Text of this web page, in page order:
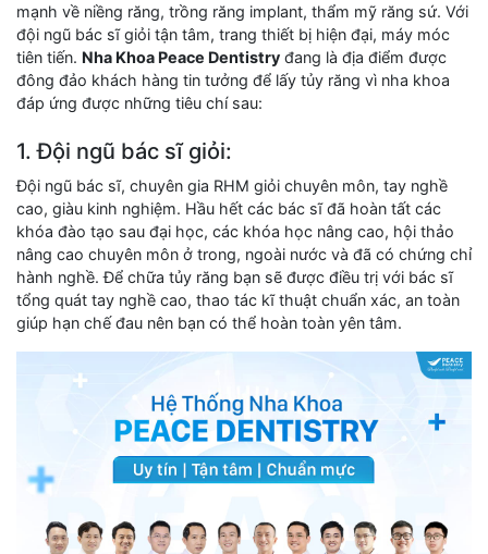
mạnh về niềng răng, trồng răng implant, thẩm mỹ răng sứ. Với
đội ngũ bác sĩ giỏi tận tâm, trang thiết bị hiện đại, máy móc
tiên tiến. Nha Khoa Peace Dentistry đang là địa điểm được
đông đảo khách hàng tin tưởng để lấy tủy răng vì nha khoa
đáp ứng được những tiêu chí sau:
1. Đội ngũ bác sĩ giỏi:
Đội ngũ bác sĩ, chuyên gia RHM giỏi chuyên môn, tay nghề
cao, giàu kinh nghiệm. Hầu hết các bác sĩ đã hoàn tất các
khóa đào tạo sau đại học, các khóa học nâng cao, hội thảo
nâng cao chuyên môn ở trong, ngoài nước và đã có chứng chỉ
hành nghề. Để chữa tủy răng bạn sẽ được điều trị với bác sĩ
tổng quát tay nghề cao, thao tác kĩ thuật chuẩn xác, an toàn
giúp hạn chế đau nên bạn có thể hoàn toàn yên tâm.